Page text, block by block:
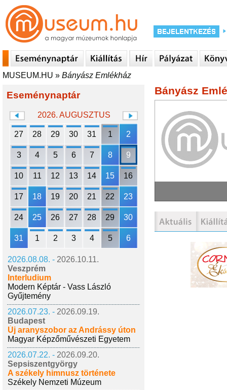
MUSEUM.HU » Bányász Emlékház
Eseménynaptár
2026. AUGUSZTUS
27 28 29 30 31 1 2
3 4 5 6 7 8 9
10 11 12 13 14 15 16
17 18 19 20 21 22 23
24 25 26 27 28 29 30
31 1 2 3 4 5 6
2026.08.08. - 2026.10.11.
Veszprém
Interludium
Modern Képtár - Vass László
Gyűjtemény
2026.07.23. - 2026.09.19.
Budapest
Új aranyszobor az Andrássy úton
Magyar Képzőművészeti Egyetem
2026.07.22. - 2026.09.20.
Sepsiszentgyörgy
A székely himnusz története
Székely Nemzeti Múzeum
Bányász